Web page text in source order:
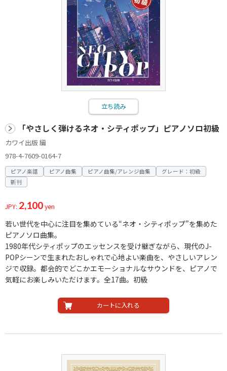
立ち読み
「やさしく弾けるネオ・シティポップ」ピアノソロ初級
カワイ出版 編
978-4-7609-0164-7
ピアノ楽譜 ピアノ曲集 ピアノ曲集/アレンジ曲集
グレード：初級
新刊
JPY: 2,100yen
若い世代を中心に注目を集めている“ネオ・シティポップ”を集めた
ピアノソロ曲集。
1980年代シティポップのエッセンスを受け継ぎながら、現代のJ-
POPシーンで生まれたおしゃれで心地よい楽曲を、やさしいアレン
ジで収録。都会的でどこかエモーショナルなサウンドを、ピアノで
気軽にお楽しみいただけます。全17曲。初級
カートに入れる